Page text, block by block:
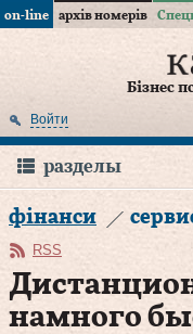
on-line архів номерів
Бізнес
Войти
разделы
фінанси
RSS
намного